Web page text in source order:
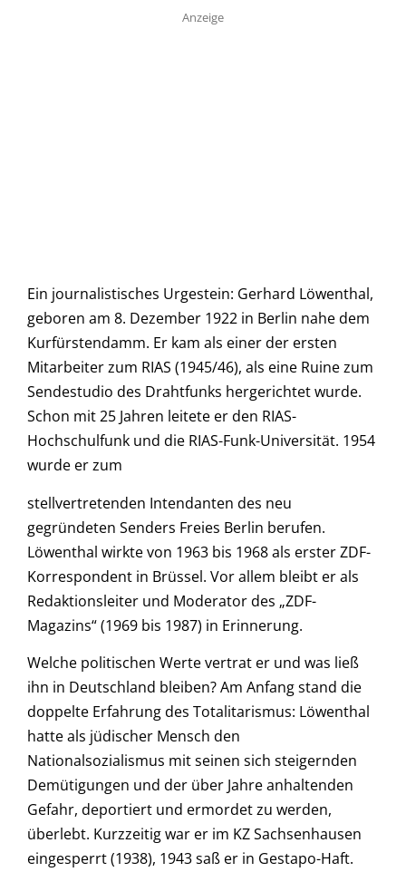
Anzeige
Ein journalistisches Urgestein: Gerhard Löwenthal,
geboren am 8. Dezember 1922 in Berlin nahe dem
Kurfürstendamm. Er kam als einer der ersten
Mitarbeiter zum RIAS (1945/46), als eine Ruine zum
Sendestudio des Drahtfunks hergerichtet wurde.
Schon mit 25 Jahren leitete er den RIAS-
Hochschulfunk und die RIAS-Funk-Universität. 1954
wurde er zum
stellvertretenden Intendanten des neu
gegründeten Senders Freies Berlin berufen.
Löwenthal wirkte von 1963 bis 1968 als erster ZDF-
Korrespondent in Brüssel. Vor allem bleibt er als
Redaktionsleiter und Moderator des „ZDF-
Magazins“ (1969 bis 1987) in Erinnerung.
Welche politischen Werte vertrat er und was ließ
ihn in Deutschland bleiben? Am Anfang stand die
doppelte Erfahrung des Totalitarismus: Löwenthal
hatte als jüdischer Mensch den
Nationalsozialismus mit seinen sich steigernden
Demütigungen und der über Jahre anhaltenden
Gefahr, deportiert und ermordet zu werden,
überlebt. Kurzzeitig war er im KZ Sachsenhausen
eingesperrt (1938), 1943 saß er in Gestapo-Haft.